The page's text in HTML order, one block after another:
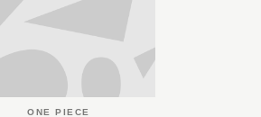
ONE PIECE